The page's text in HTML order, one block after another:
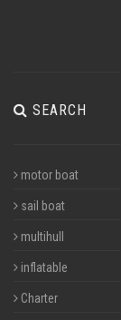
SEARCH
motor boat
sail boat
multihull
inflatable
Charter